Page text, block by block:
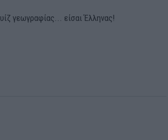
γεωγραφίας... είσαι Έλληνας!